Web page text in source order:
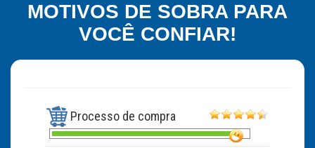
MOTIVOS DE SOBRA PARA
VOCÊ CONFIAR!
Processo de compra